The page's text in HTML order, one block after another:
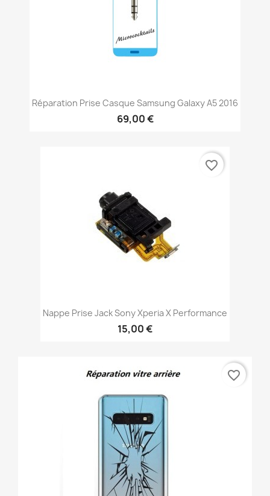
Réparation Prise Casque Samsung Galaxy A5 2016
69,00 €
Nappe Prise Jack Sony Xperia X Performance
15,00 €
favorite_border
favorite_border